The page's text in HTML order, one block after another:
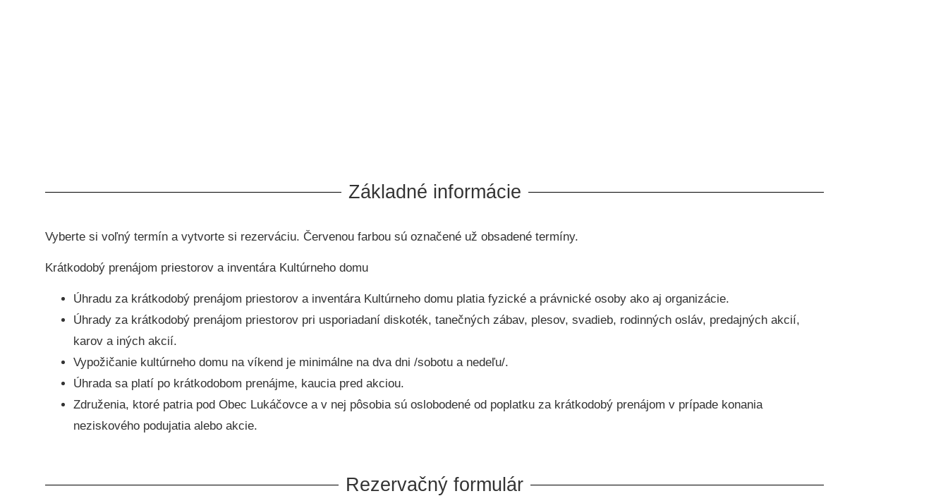
Základné informácie
Vyberte si voľný termín a vytvorte si rezerváciu. Červenou farbou sú označené už obsadené termíny.
Krátkodobý prenájom priestorov a inventára Kultúrneho domu
Úhradu za krátkodobý prenájom priestorov a inventára Kultúrneho domu platia fyzické a právnické osoby ako aj organizácie.
Úhrady za krátkodobý prenájom priestorov pri usporiadaní diskoték, tanečných zábav, plesov, svadieb, rodinných osláv, predajných akcií,
karov a iných akcií.
Vypožičanie kultúrneho domu na víkend je minimálne na dva dni /sobotu a nedeľu/.
Úhrada sa platí po krátkodobom prenájme, kaucia pred akciou.
Združenia, ktoré patria pod Obec Lukáčovce a v nej pôsobia sú oslobodené od poplatku za krátkodobý prenájom v prípade konania
neziskového podujatia alebo akcie.
Rezervačný formulár